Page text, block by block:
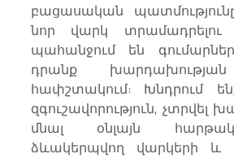
բացասական
նոր վարկ տրամադրելու
պահանջում են
դրանք
հափշտակում: Խնդրում
զգուշավորություն, չտրվել
մնալ օնլայն
ձևակերպվող վարկերի և